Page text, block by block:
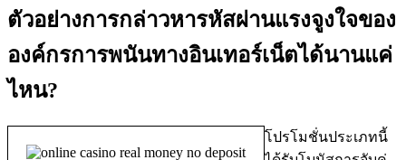
ตัวอย่างการกล่าวหารหัสผ่านแรงจูงใจของ
องค์กรการพนันทางอินเทอร์เน็ตได้นานแค่
ไหน?
โปรโมชั่นประเภทนี้